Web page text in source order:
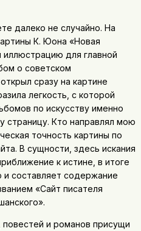
далеко не случайно. На
К. Юона «Новая
иллюстрацию для главной
о советском
сразу на картине
легкость, с которой
по искусству именно
страницу. Кто направлял мою
точность картины по
В сущности, здесь искания
к истине, в итоге
и составляет содержание
«Сайт писателя
и романов присущи